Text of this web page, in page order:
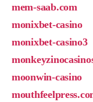
mem-saab.com
monixbet-casino
monixbet-casino3
moonwin-casino